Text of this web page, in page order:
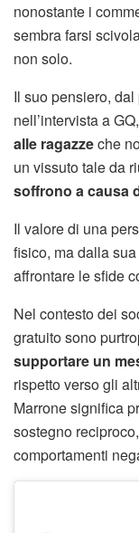
nonostante i
sembra farsi
non solo.
Il suo pensiero,
nell’intervista a
alle ragazzeche
un vissuto tale da
soffrono a causa
Il valore di una
fisico, ma dalla
affrontare le sfide
Nel contesto dei
gratuito sono
supportare un
rispetto verso gli
Marrone significa
sostegno
comportamenti